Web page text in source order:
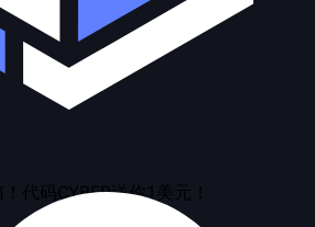
代码CYBER送你1美元！